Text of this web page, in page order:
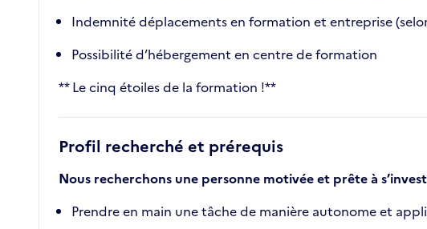
Indemnité déplacements en formation et entreprise
Possibilité d’hébergement en centre de formation
** Le cinq étoiles de la formation !**
Profil recherché et prérequis
Nous recherchons une personne motivée et prête à
Prendre en main une tâche de manière autonome et